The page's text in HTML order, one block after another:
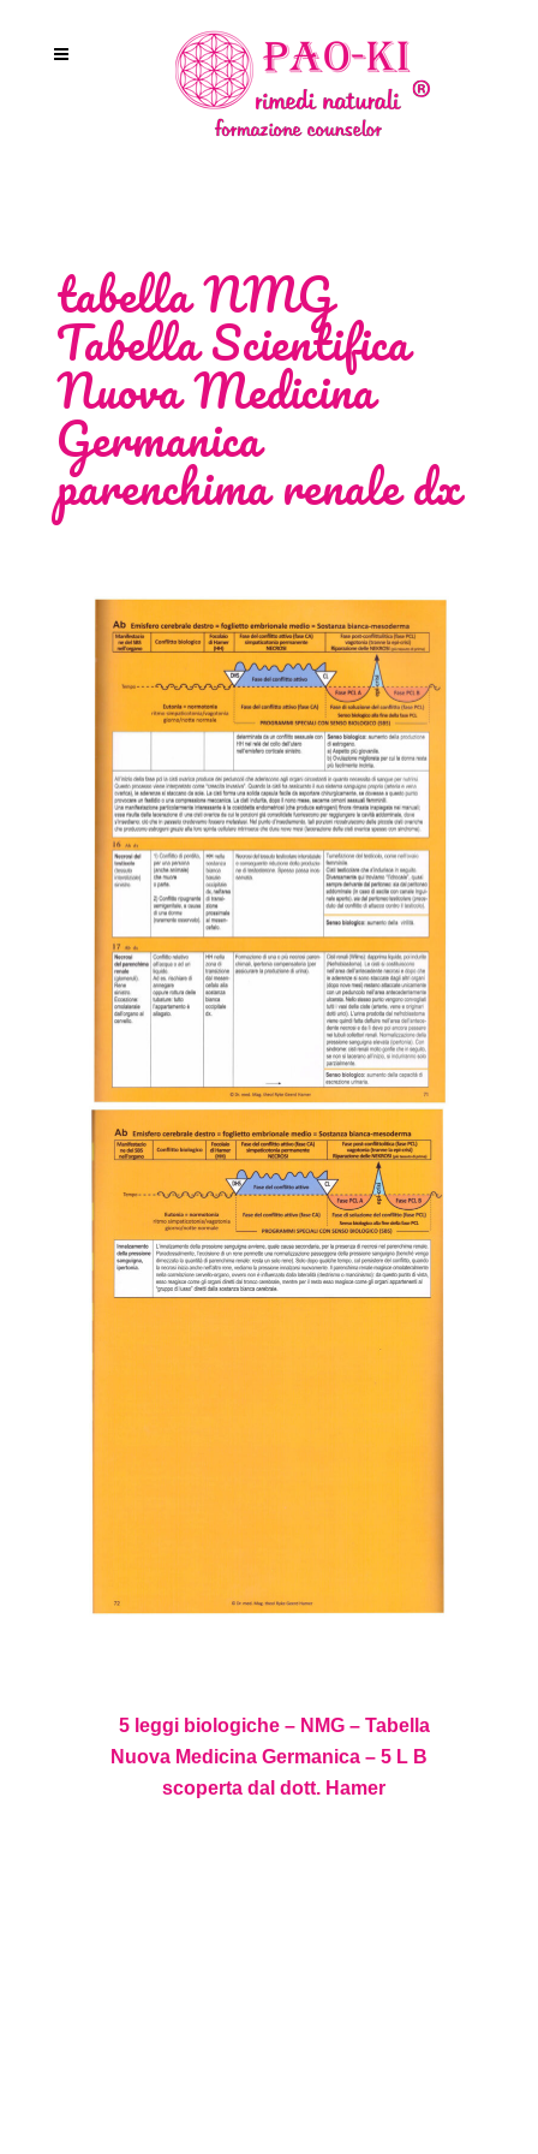
tabella NMG
Tabella Scientifica
Nuova Medicina
Germanica
parenchima renale dx
5 leggi biologiche – NMG – Tabella
Nuova Medicina Germanica – 5 L B
scoperta dal dott. Hamer